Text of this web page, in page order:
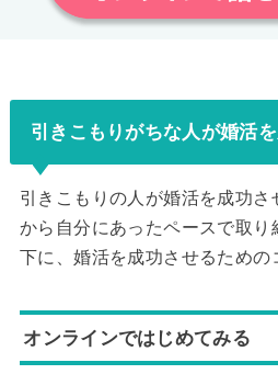
引きこもりがちな人が婚活
引きこもりの人が婚活を成功
から自分にあったペースで取り
下に、婚活を成功させるための
オンラインではじめてみる